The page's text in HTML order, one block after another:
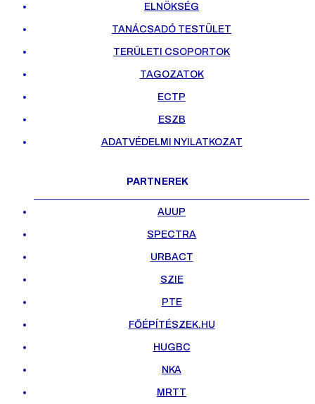
ELNÖKSÉG
TANÁCSADÓ TESTÜLET
TERÜLETI CSOPORTOK
TAGOZATOK
ECTP
ESZB
ADATVÉDELMI NYILATKOZAT
PARTNEREK
AUUP
SPECTRA
URBACT
SZIE
PTE
FŐÉPÍTÉSZEK.HU
HUGBC
NKA
MRTT